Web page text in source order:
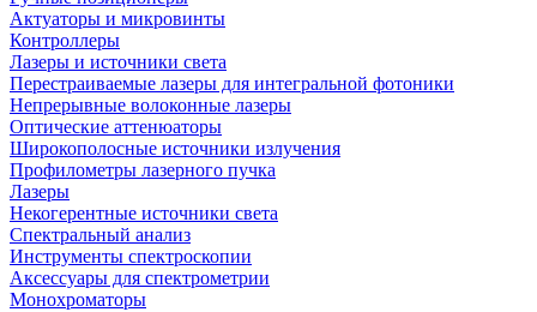
Актуаторы и микровинты
Контроллеры
Лазеры и источники света
Перестраиваемые лазеры для интегральной фотоники
Непрерывные волоконные лазеры
Оптические аттенюаторы
Широкополосные источники излучения
Профилометры лазерного пучка
Лазеры
Некогерентные источники света
Спектральный анализ
Инструменты спектроскопии
Аксессуары для спектрометрии
Монохроматоры